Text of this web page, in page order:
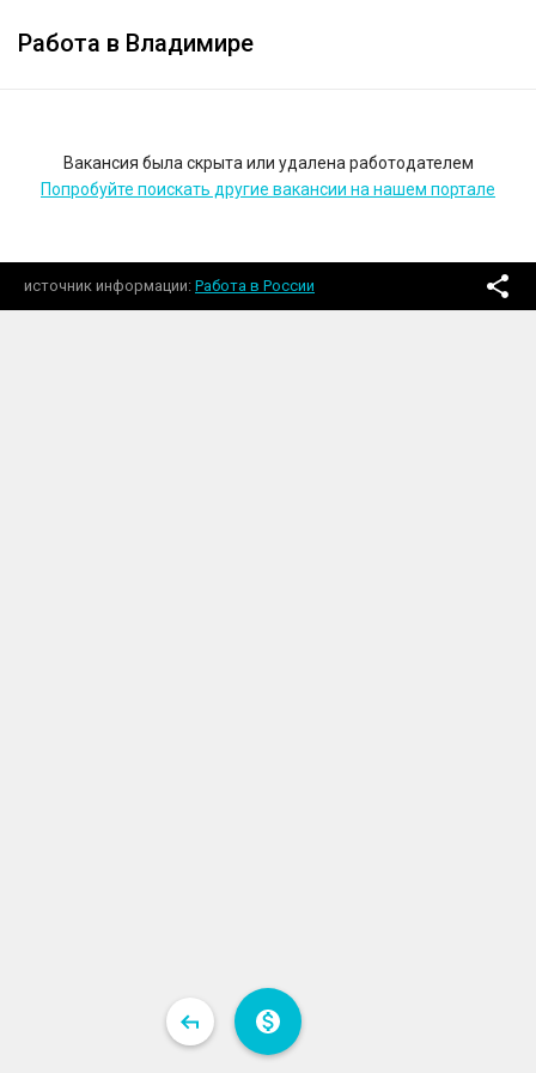
Работа в Владимире
Вакансия была скрыта или удалена работодателем
Попробуйте поискать другие вакансии на нашем портале
источник информации Работа в России